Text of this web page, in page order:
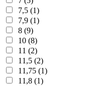
7,5 (1)
7,9 (1)
8 (9)
10 (8)
11 (2)
11,5 (2)
11,75 (1)
11,8 (1)